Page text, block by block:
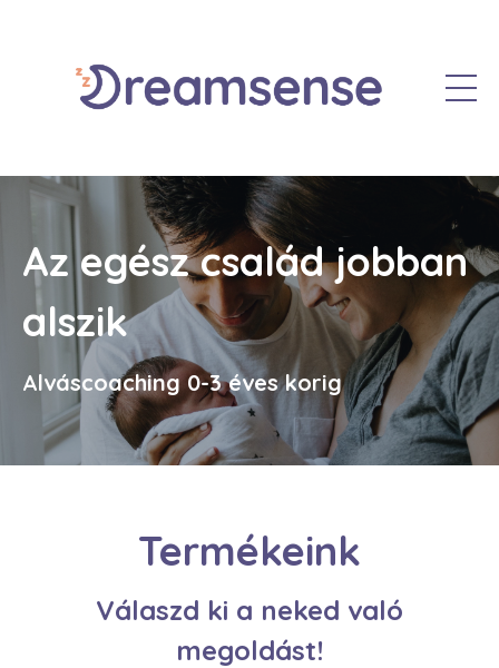
Az egész család jobban
alszik
Alváscoaching 0-3 éves korig
Termékeink
Válaszd ki a neked való
megoldást!